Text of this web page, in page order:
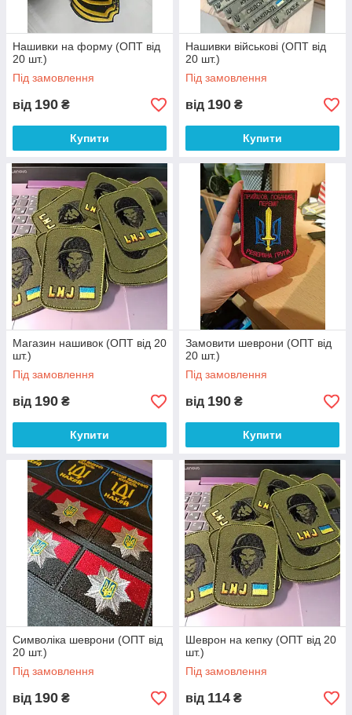
Нашивки на форму (ОПТ від
20 шт.)
Під замовлення
від 190 ₴
Купити
Нашивки військові (ОПТ від
20 шт.)
Під замовлення
від 190 ₴
Купити
Магазин нашивок (ОПТ від 20
шт.)
Під замовлення
від 190 ₴
Купити
Замовити шеврони (ОПТ від
20 шт.)
Під замовлення
від 190 ₴
Купити
Символіка шеврони (ОПТ від
20 шт.)
Під замовлення
від 190 ₴
Шеврон на кепку (ОПТ від 20
шт.)
Під замовлення
від 114 ₴